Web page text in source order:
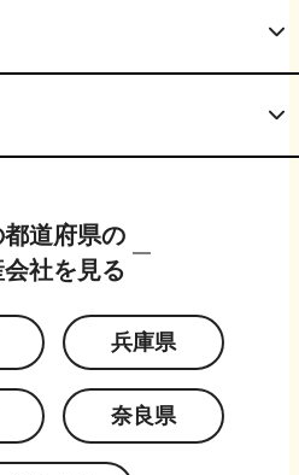
道府県の
社を見る
兵庫県
奈良県